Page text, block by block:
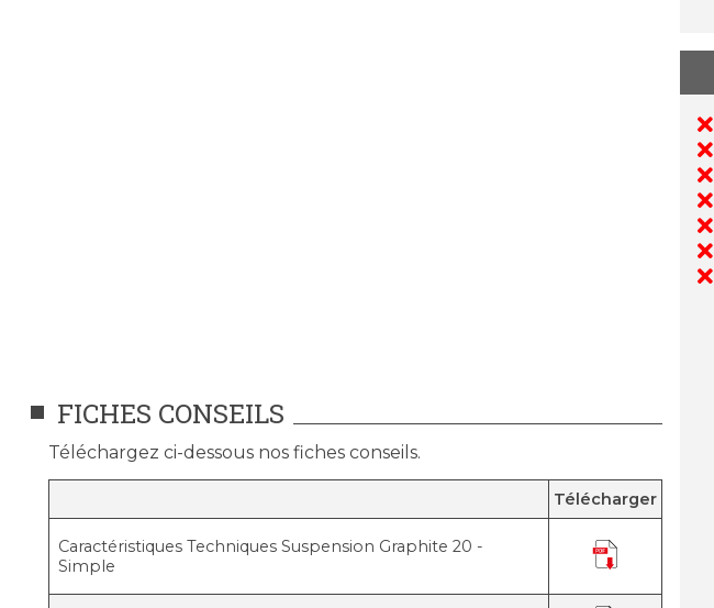
FICHES CONSEILS
Téléchargez ci-dessous nos fiches conseils.
Télécharger
Caractéristiques Techniques Suspension Graphite 20 -
Simple